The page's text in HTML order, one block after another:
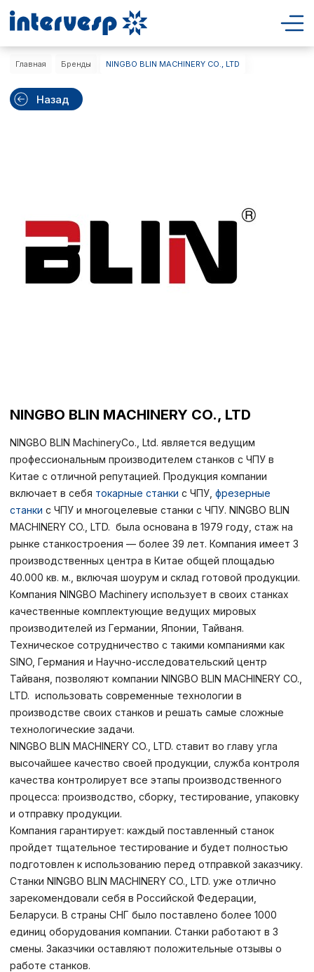
Главная Бренды NINGBO BLIN MACHINERY CO., LTD
Назад
NINGBO BLIN MACHINERY CO., LTD
NINGBO BLIN MachineryCo., Ltd. является ведущим
профессиональным производителем станков с ЧПУ в
Китае с отличной репутацией. Продукция компании
включает в себя токарные станки с ЧПУ, фрезерные
станки с ЧПУ и многоцелевые станки с ЧПУ. NINGBO BLIN
MACHINERY CO., LTD. была основана в 1979 году, стаж на
рынке станкостроения — более 39 лет. Компания имеет 3
производственных центра в Китае общей площадью
40.000 кв. м., включая шоурум и склад готовой продукции.
Компания NINGBO Machinery использует в своих станках
качественные комплектующие ведущих мировых
производителей из Германии, Японии, Тайваня.
Техническое сотрудничество с такими компаниями как
SINO, Германия и Научно-исследовательский центр
Тайваня, позволяют компании NINGBO BLIN MACHINERY CO.,
LTD. использовать современные технологии в
производстве своих станков и решать самые сложные
технологические задачи.
NINGBO BLIN MACHINERY CO., LTD. ставит во главу угла
высочайшее качество своей продукции, служба контроля
качества контролирует все этапы производственного
процесса: производство, сборку, тестирование, упаковку
и отправку продукции.
Компания гарантирует: каждый поставленный станок
пройдет тщательное тестирование и будет полностью
подготовлен к использованию перед отправкой заказчику.
Станки NINGBO BLIN MACHINERY CO., LTD. уже отлично
зарекомендовали себя в Российской Федерации,
Беларуси. В страны СНГ было поставлено более 1000
единиц оборудования компании. Станки работают в 3
смены. Заказчики оставляют положительные отзывы о
работе станков.